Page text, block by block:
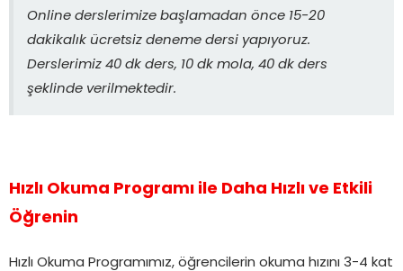
Online derslerimize başlamadan önce 15-20
dakikalık ücretsiz deneme dersi yapıyoruz.
Derslerimiz 40 dk ders, 10 dk mola, 40 dk ders
şeklinde verilmektedir.
Hızlı Okuma Programı ile Daha Hızlı ve Etkili
Öğrenin
Hızlı Okuma Programımız, öğrencilerin okuma hızını 3-4 kat